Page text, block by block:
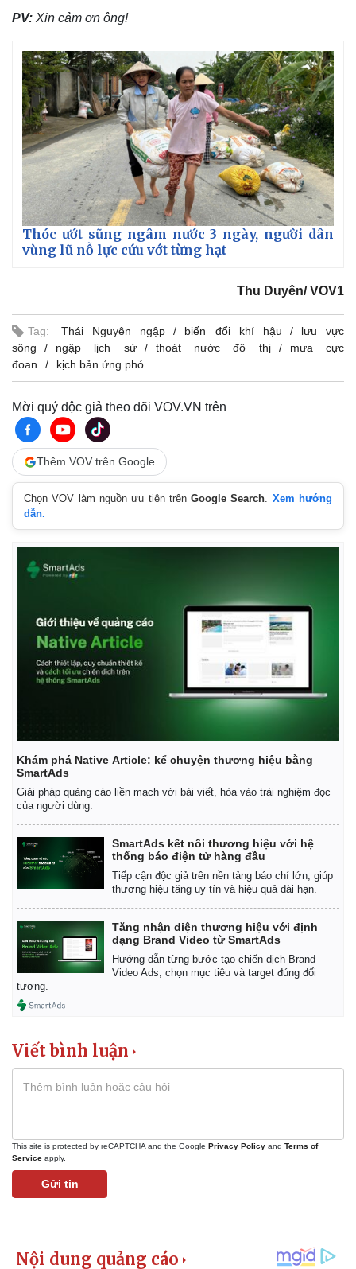
Tin nóng
Quân sự - Quốc phòng
Vũ khí
PV: Xin cảm ơn ông!
Thóc ướt sũng ngâm nước 3 ngày, người dân
vùng lũ nỗ lực cứu vớt từng hạt
Thu Duyên/ VOV1
Tag: Thái Nguyên ngập biến đổi khí hậu
lưu vực
sông
ngập lịch sử thoát nước đô thị
mưa cực
đoan
kịch bản ứng phó
Mời quý độc giả theo dõi VOV.VN trên
Thêm VOV trên Google
Chọn VOV làm nguồn ưu tiên trênGoogle Search. Xem hướng
dẫn.
Khám phá Native Article: kể chuyện thương hiệu bằng
SmartAds
Giải pháp quảng cáo liền mạch với bài viết, hòa vào trải nghiệm đọc
của người dùng.
SmartAds kết nối thương hiệu với hệ
thống báo điện tử hàng đầu
Tiếp cận độc giả trên nền tảng báo chí lớn, giúp
thương hiệu tăng uy tín và hiệu quả dài hạn.
Tăng nhận diện thương hiệu với định
dạng Brand Video từ SmartAds
Hướng dẫn từng bước tạo chiến dịch Brand
Video Ads, chọn mục tiêu và target đúng đối
tượng.
Viết bình luận
This site is protected by reCAPTCHA and the Google Privacy Policy and Terms of
Service apply.
Gửi tin